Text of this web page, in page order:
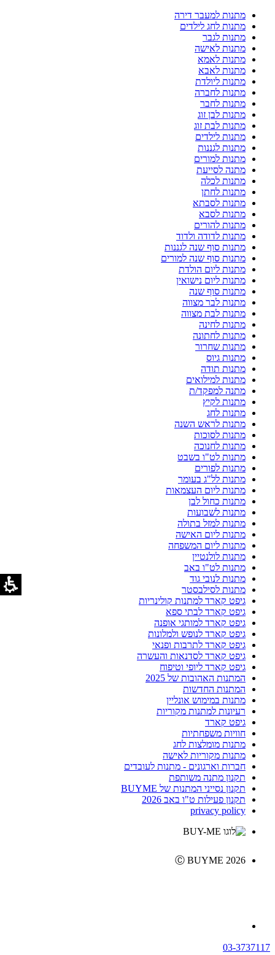
מתנות למעבר דירה
מתנות לחג לילדים
מתנות לגבר
מתנות לאישה
מתנות לאמא
מתנות לאבא
מתנות ליולדת
מתנות לחברה
מתנות לחבר
מתנות לבן זוג
מתנות לבת זוג
מתנות לילדים
מתנות לגננות
מתנות למורים
מתנה לסייעת
מתנות לכלה
מתנות לחתן
מתנות לסבתא
מתנות לסבא
מתנות להורים
מתנות לדודה ולדוד
מתנות סוף שנה לגננות
מתנות סוף שנה למורים
מתנות ליום הולדת
מתנות ליום נישואין
מתנות סוף שנה
מתנות לבר מצווה
מתנות לבת מצווה
מתנות לחינה
מתנות לחתונה
מתנות שחרור
מתנות גיוס
מתנות תודה
מתנות למילואים
מתנה למפקד/ת
מתנות לקיץ
מתנות לחג
מתנות לראש השנה
מתנות לסוכות
מתנות לחנוכה
מתנות לט"ו בשבט
מתנות לפורים
מתנות לל"ג בעומר
מתנות ליום העצמאות
מתנות כחול לבן
מתנות לשבועות
מתנות למזל בתולה
מתנות ליום האישה
מתנות ליום המשפחה
מתנות לולנטיין
מתנות לט"ו באב
מתנות לנובי גוד
מתנות לסילבסטר
גיפט קארד למתנות קולינריות
גיפט קארד לבתי ספא
גיפט קארד למותגי אופנה
גיפט קארד לנופש ולמלונות
גיפט קארד לתרבות ופנאי
גיפט קארד לסדנאות והעשרה
גיפט קארד ליופי וטיפוח
המתנות האהובות של 2025
המתנות החדשות
מתנות במימוש אונליין
רעיונות למתנות מקוריות
גיפט קארד
חוויות משפחתיות
מתנות מומלצות לחג
מתנות מקוריות לאישה
חברות וארגונים - מתנות לעובדים
תקנון מתנה משותפת
תקנון נסייני המתנות של BUYME
תקנון פעילות ט"ו באב 2026
privacy policy
Ⓒ BUYME 2026
03-3737117